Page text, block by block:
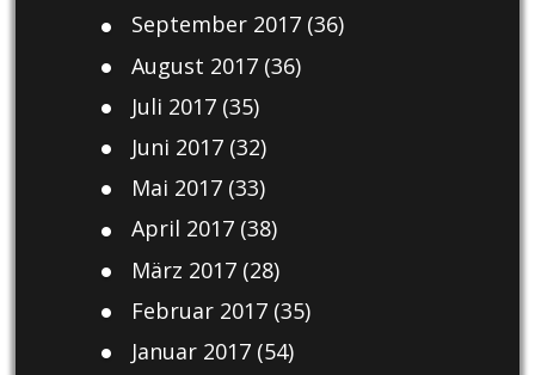
September 2017(36)
August 2017(36)
Juli 2017(35)
Juni 2017(32)
Mai 2017(33)
April 2017(38)
März 2017(28)
Februar 2017(35)
Januar 2017(54)